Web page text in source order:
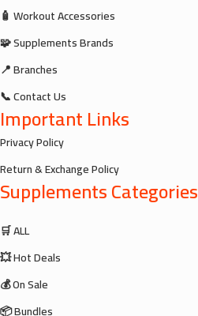
🧴 Workout Accessories
🧩 Supplements Brands
📍 Branches
📞 Contact Us
Important Links
Privacy Policy
Return & Exchange Policy
Supplements Categories
🛒 ALL
💥 Hot Deals
💰 On Sale
📦 Bundles